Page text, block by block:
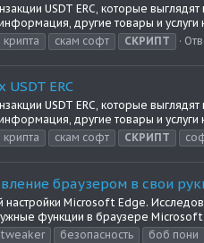
USDT ERC, которые
другие товары и услуги
крипта скам софт СКРИПТ
ERC
USDT ERC, которые
другие товары и услуги
крипта скам софт СКРИПТ
браузером в свои
настройки Microsoft Edge.
функции в браузере Microsoft
безопасность боб пони